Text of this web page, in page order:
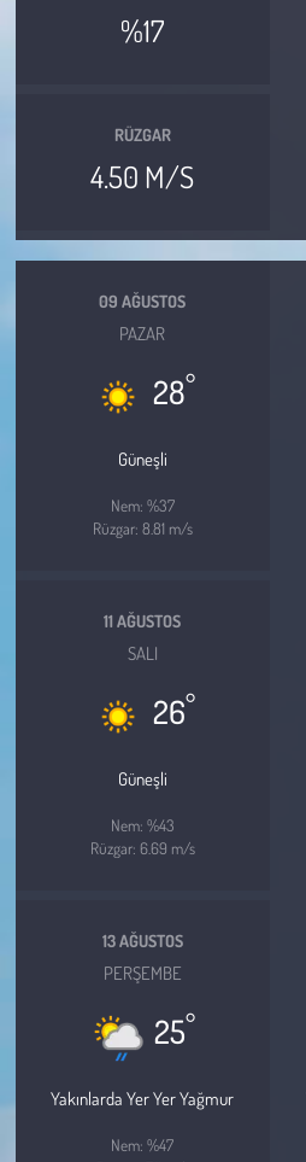
%17
RÜZGAR
4.50 M/S
09 AĞUSTOS
PAZAR
28°
Güneşli
Nem: %37
Rüzgar: 8.81 m/s
11 AĞUSTOS
SALI
26°
Güneşli
Nem: %43
Rüzgar: 6.69 m/s
13 AĞUSTOS
PERŞEMBE
25°
Yakınlarda Yer Yer Yağmur
Nem: %47
Günün İçinden
Tarım
Son Dakika
Kent
Eğlence